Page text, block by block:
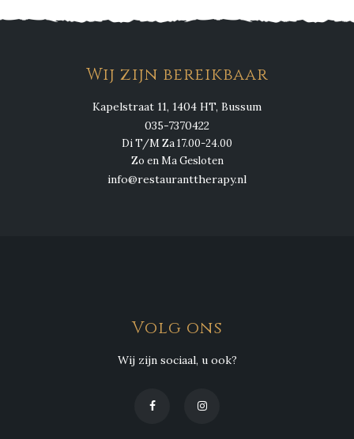
Wij zijn bereikbaar
Kapelstraat 11, 1404 HT, Bussum
035-7370422
Di T/M Za 17.00-24.00
Zo en Ma Gesloten
info@restauranttherapy.nl
Volg ons
Wij zijn sociaal, u ook?